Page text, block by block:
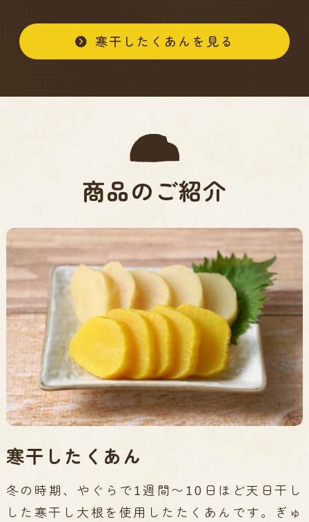
寒干したくあんを見る
商品のご紹介
寒干したくあん
冬の時期、やぐらで1週間〜10日ほど天日干し
した寒干し大根を使用したたくあんです。ぎゅ